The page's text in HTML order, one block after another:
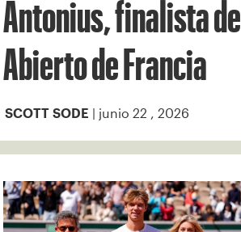
Antonius, finalista del
Abierto de Francia
SCOTT SODE | junio 22 , 2026